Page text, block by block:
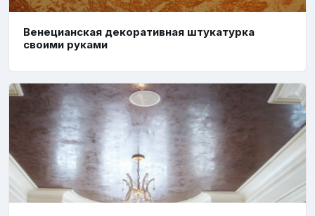
Венецианская декоративная штукатурка
своими руками